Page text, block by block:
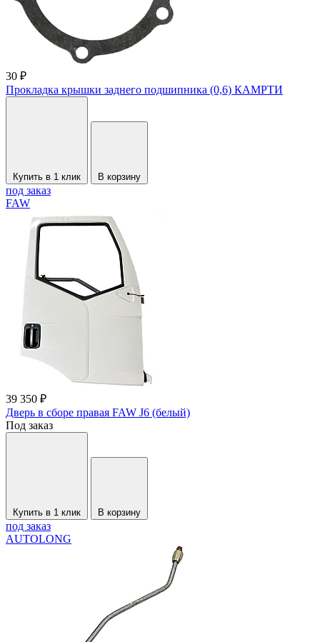
30 ₽
Прокладка крышки заднего подшипника (0,6) КАМРТИ
Купить в 1 клик В корзину
под заказ
FAW
39 350 ₽
Дверь в сборе правая FAW J6 (белый)
Под заказ
Купить в 1 клик В корзину
под заказ
AUTOLONG